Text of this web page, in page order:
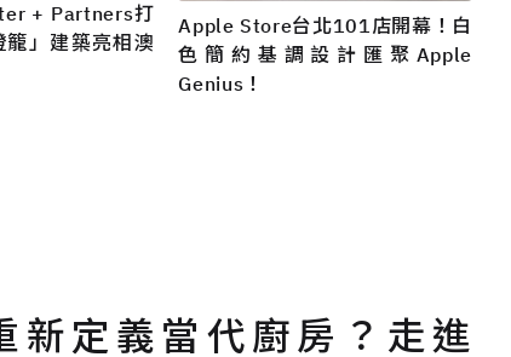
+ Partners打
」建築亮相澳
Apple Store台北101店開幕！白
色簡約基調設計匯聚Apple
Genius！
新定義當代廚房？走進